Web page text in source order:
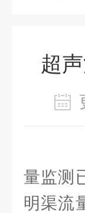
超
量监测
明渠流